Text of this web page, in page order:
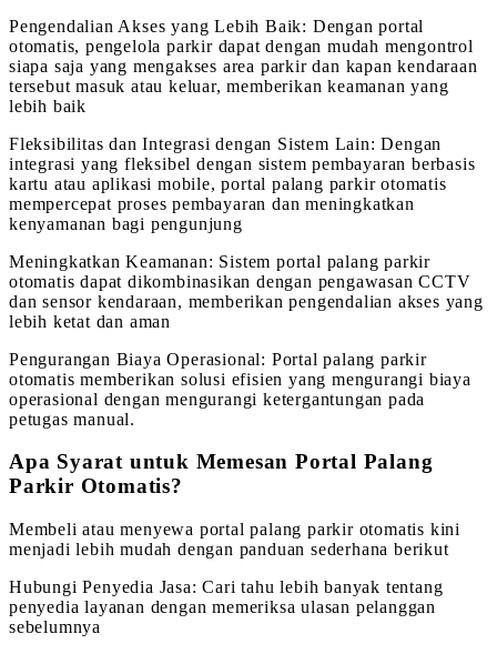
Pengendalian Akses yang Lebih Baik: Dengan portal
otomatis, pengelola parkir dapat dengan mudah mengontrol
siapa saja yang mengakses area parkir dan kapan kendaraan
tersebut masuk atau keluar, memberikan keamanan yang
lebih baik
Fleksibilitas dan Integrasi dengan Sistem Lain: Dengan
integrasi yang fleksibel dengan sistem pembayaran berbasis
kartu atau aplikasi mobile, portal palang parkir otomatis
mempercepat proses pembayaran dan meningkatkan
kenyamanan bagi pengunjung
Meningkatkan Keamanan: Sistem portal palang parkir
otomatis dapat dikombinasikan dengan pengawasan CCTV
dan sensor kendaraan, memberikan pengendalian akses yang
lebih ketat dan aman
Pengurangan Biaya Operasional: Portal palang parkir
otomatis memberikan solusi efisien yang mengurangi biaya
operasional dengan mengurangi ketergantungan pada
petugas manual.
Apa Syarat untuk Memesan Portal Palang
Parkir Otomatis?
Membeli atau menyewa portal palang parkir otomatis kini
menjadi lebih mudah dengan panduan sederhana berikut
Hubungi Penyedia Jasa: Cari tahu lebih banyak tentang
penyedia layanan dengan memeriksa ulasan pelanggan
sebelumnya